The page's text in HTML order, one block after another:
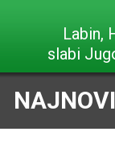
Labin,
slabi